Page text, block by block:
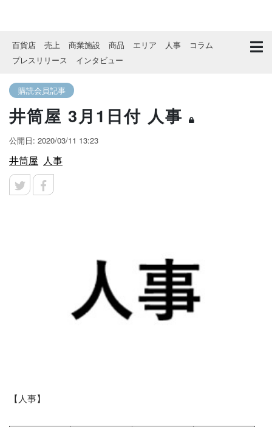
百貨店 売上 商業施設 商品 エリア 人事
コラム
プレスリリース
インタビュー
購読会員記事
井筒屋 3月1日付 人事
公開日: 2020/03/11 13:23
井筒屋 人事
【人事】